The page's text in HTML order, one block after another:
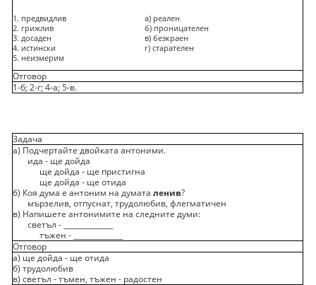
1. предвидлив
а) реален
2. грижлив
б) проницателен
3. досаден
в) безкраен
4. истински
г) старателен
5. неизмерим
Отговор
1-б; 2-г; 4-а; 5-в.
Задача
а) Подчертайте двойката антоними.
ида - ще дойда
ще дойда - ще пристигна
ще дойда - ще отида
б) Коя дума е антоним на думаталенив?
мързелив, отпуснат, трудолюбив, флегматичен
в) Напишете антонимите на следните думи:
светъл - ______________
тъжен - ______________
Отговор
а) ще дойда - ще отида
б) трудолюбив
в) светъл - тъмен, тъжен - радостен